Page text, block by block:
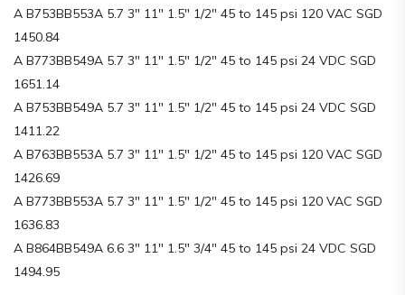
A B753BB553A 5.7 3″ 11″ 1.5″ 1/2″ 45 to 145 psi 120 VAC SGD
1450.84
A B773BB549A 5.7 3″ 11″ 1.5″ 1/2″ 45 to 145 psi 24 VDC SGD
1651.14
A B753BB549A 5.7 3″ 11″ 1.5″ 1/2″ 45 to 145 psi 24 VDC SGD
1411.22
A B763BB553A 5.7 3″ 11″ 1.5″ 1/2″ 45 to 145 psi 120 VAC SGD
1426.69
A B773BB553A 5.7 3″ 11″ 1.5″ 1/2″ 45 to 145 psi 120 VAC SGD
1636.83
A B864BB549A 6.6 3″ 11″ 1.5″ 3/4″ 45 to 145 psi 24 VDC SGD
1494.95